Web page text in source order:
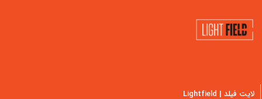
سـال گارانتـی
لایت فیلد | Lightfield